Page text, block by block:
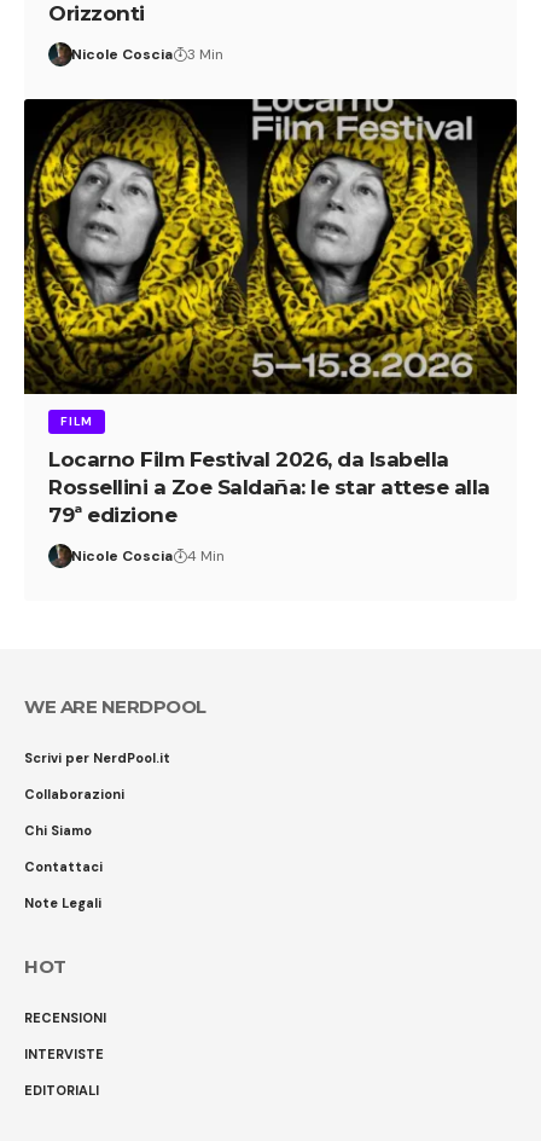
Orizzonti
Nicole Coscia 3 Min
FILM
Locarno Film Festival 2026, da Isabella
Rossellini a Zoe Saldaña: le star attese alla
79ª edizione
Nicole Coscia 4 Min
WE ARE NERDPOOL
Scrivi per NerdPool.it
Collaborazioni
Chi Siamo
Contattaci
Note Legali
HOT
RECENSIONI
INTERVISTE
EDITORIALI